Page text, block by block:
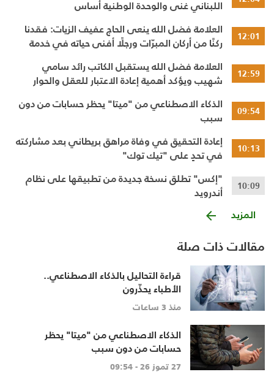
اللبناني غنى والوحدة الوطنية أساس
12:01
العلامة فضل الله ينعى الحاج عفيف الزيات: فقدنا
ركنًا من أركان المبرّات ورجلًا أفنى حياته في خدمة
12:59
العلامة فضل الله يستقبل الكاتب رائد سامي
شهيب ويؤكد أهمية إعادة الاعتبار للعقل والحوار
09:54
الذكاء الاصطناعي من "ميتا" يحظر حسابات من دون
سبب
10:13
إعادة التحقيق في وفاة مراهق بريطاني بعد مشاركته
في تحدٍ على "تيك توك"
10:09
"إكس" تطلق نسخة جديدة من تطبيقها على نظام
أندرويد
المزيد
مقالات ذات صلة
قراءة التحاليل بالذكاء الاصطناعي..
الأطباء يحذّرون
منذ 3 ساعات
الذكاء الاصطناعي من "ميتا" يحظر
حسابات من دون سبب
27 تموز 26 - 09:54